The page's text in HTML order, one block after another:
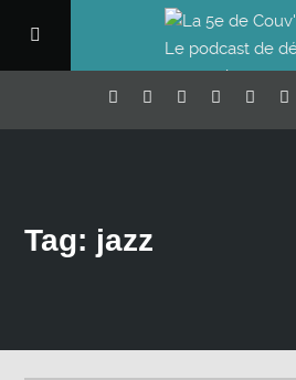
Tag: jazz